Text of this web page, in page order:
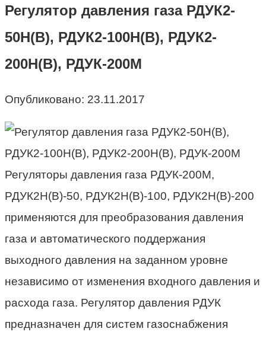
Регулятор давления газа РДУК2-
50Н(В), РДУК2-100Н(В), РДУК2-
200Н(В), РДУК-200М
Опубликовано: 23.11.2017
Регуляторы давления газа РДУК-200М,
РДУК2Н(В)-50, РДУК2Н(В)-100, РДУК2Н(В)-200
применяются для преобразования давления
газа и автоматического поддержания
выходного давления на заданном уровне
независимо от изменения входного давления и
расхода газа. Регулятор давления РДУК
предназначен для систем газоснабжения